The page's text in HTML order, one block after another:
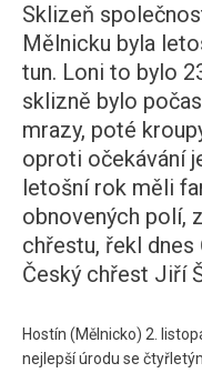
Sklizeň
Mělnicku byla
tun. Loni to bylo
sklizně bylo
mrazy, poté
oproti očekávání
letošní rok měli
obnovených polí,
chřestu, řekl
Český chřest Jiří
Hostín (Mělnicko) 2.
nejlepší úrodu se